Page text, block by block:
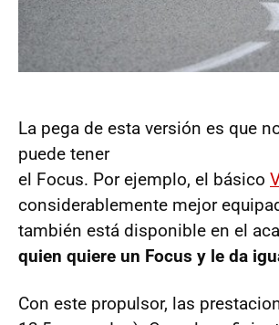
La pega de esta versión es que
puede tener
el Focus. Por ejemplo, el básico
considerablemente mejor
también está disponible en el
quien quiere un Focus y le da
Con este propulsor, las